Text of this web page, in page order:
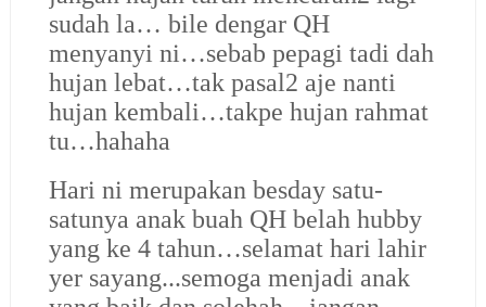
sudah la… bile dengar QH
menyanyi ni…sebab pepagi tadi dah
hujan lebat…tak pasal2 aje nanti
hujan kembali…takpe hujan rahmat
tu…hahaha
Hari ni merupakan besday satu-
satunya anak buah QH belah hubby
yang ke 4 tahun…selamat hari lahir
yer sayang...semoga menjadi anak